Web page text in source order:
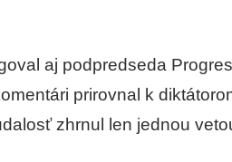
aj podpredseda
prirovnal k
zhrnul len jednou